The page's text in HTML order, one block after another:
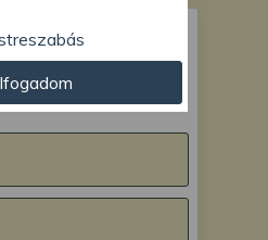
hirdetések és
hirdetés- és
nézettségi adatok
termékek
a termékek
engedélyével mi és a
pontos geolokációs
információkat